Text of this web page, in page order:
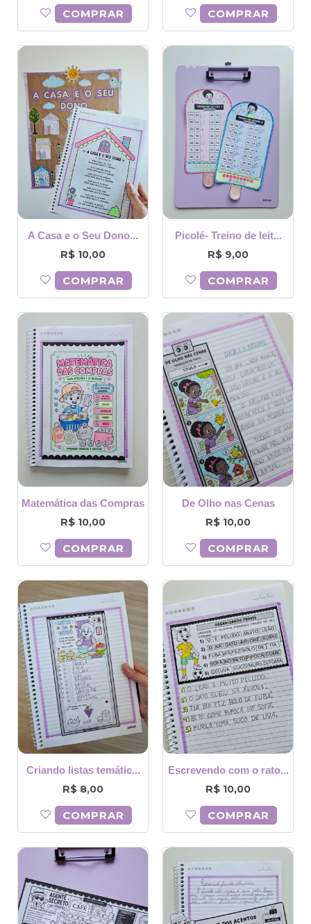
COMPRAR COMPRAR
A Casa e o Seu Dono...
R$ 10,00
COMPRAR
Picolé- Treino de leit...
R$ 9,00
COMPRAR
Matemática das Compras
R$ 10,00
COMPRAR
De Olho nas Cenas
R$ 10,00
COMPRAR
Criando listas temátic...
R$ 8,00
COMPRAR
Escrevendo com o rato...
R$ 10,00
COMPRAR